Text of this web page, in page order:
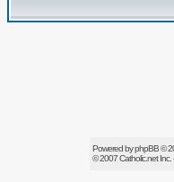
Powered byphpBB©
© 2007Catholic.netInc.